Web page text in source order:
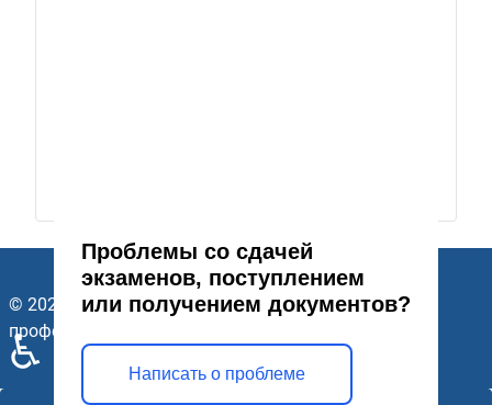
Проблемы со сдачей
экзаменов, поступлением
или получением документов?
Написать о проблеме
© 2026 ГАПОУ Стерлитамакский многопрофильный
профессиональный колледж. Все права защищены.